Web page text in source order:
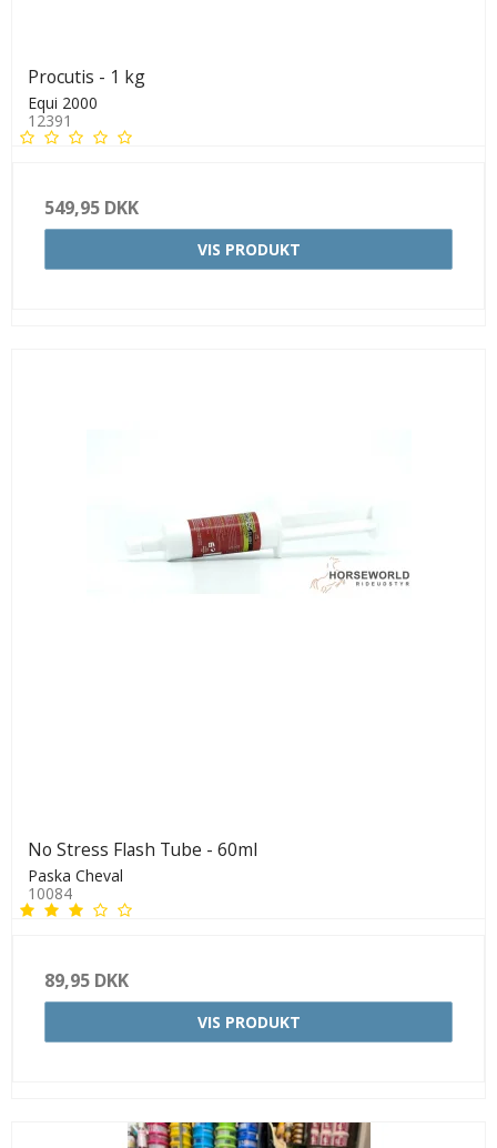
Procutis - 1 kg
Equi 2000
12391
549,95 DKK
VIS PRODUKT
No Stress Flash Tube - 60ml
Paska Cheval
10084
89,95 DKK
VIS PRODUKT